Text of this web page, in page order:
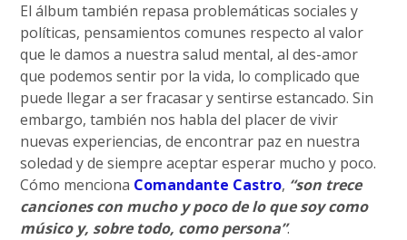
El álbum también repasa problemáticas sociales y
políticas, pensamientos comunes respecto al valor
que le damos a nuestra salud mental, al des-amor
que podemos sentir por la vida, lo complicado que
puede llegar a ser fracasar y sentirse estancado. Sin
embargo, también nos habla del placer de vivir
nuevas experiencias, de encontrar paz en nuestra
soledad y de siempre aceptar esperar mucho y poco.
Cómo menciona Comandante Castro, “son trece
canciones con mucho y poco de lo que soy como
músico y, sobre todo, como persona”.